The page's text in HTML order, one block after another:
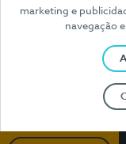
marketing e
navegação